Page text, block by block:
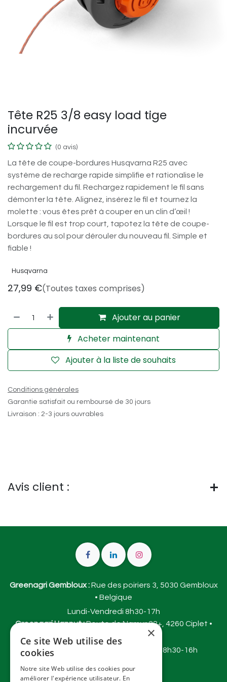
Tête R25 3/8 easy load tige
incurvée
(0 avis)
La tête de coupe-bordures Husqvarna R25 avec
système de recharge rapide simplifie et rationalise le
rechargement du fil. Rechargez rapidement le fil sans
démonter la tête. Alignez, insérez le fil et tournez la
molette : vous êtes prêt à couper en un clin d’œil !
Lorsque le fil est trop court, tapotez la tête de coupe-
bordures au sol pour dérouler du nouveau fil. Simple et
fiable !
Husqvarna
27,99 €(Toutes taxes comprises)
Ajouter au panier
Acheter maintenant
Ajouter à la liste de souhaits
Conditions générales
Garantie satisfait ou remboursé de 30 jours
Livraison : 2-3 jours ouvrables
Avis client :
Greenagri Gembloux :Rue des poiriers 3, 5030 Gembloux
• Belgique
Lundi-Vendredi 8h30-17h
Greenagri Hannut :Route de Namur 22+, 4260 Ciplet •
Belgique
Mardi-vendredi 9h30-18h et samedi 8h30-16h
Tel :+3281 620 530
×
Ce site Web utilise des
cookies
Notre site Web utilise des cookies pour
améliorer l'expérience utilisateur. En